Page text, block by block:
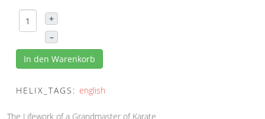
+
–
In den Warenkorb
HELIX_TAGS: english
The Lifework of a Grandmaster of Karate